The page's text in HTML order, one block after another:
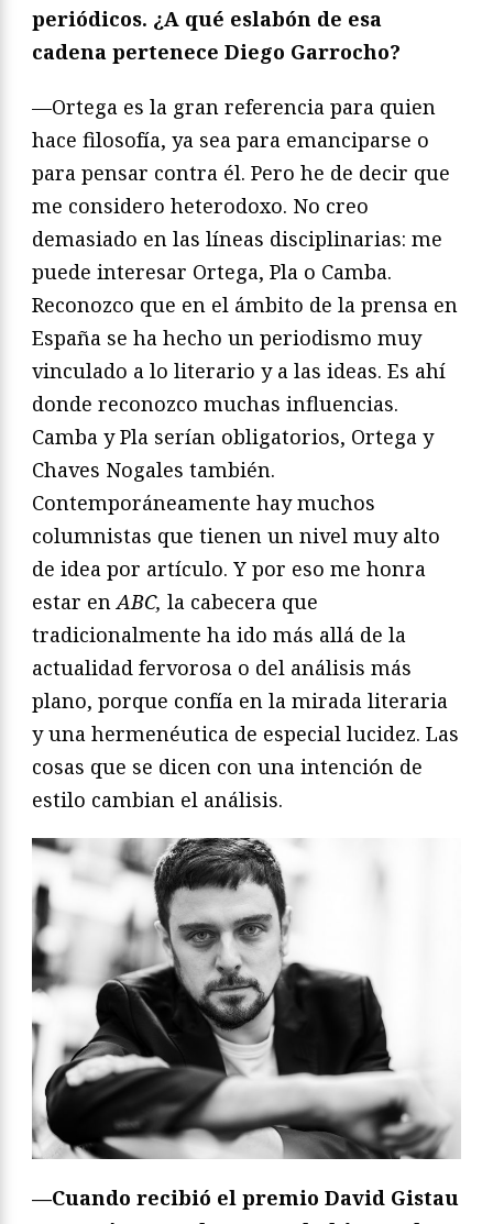
periódicos. ¿A qué eslabón de esa
cadena pertenece Diego Garrocho?
—Ortega es la gran referencia para quien
hace filosofía, ya sea para emanciparse o
para pensar contra él. Pero he de decir que
me considero heterodoxo. No creo
demasiado en las líneas disciplinarias: me
puede interesar Ortega, Pla o Camba.
Reconozco que en el ámbito de la prensa en
España se ha hecho un periodismo muy
vinculado a lo literario y a las ideas. Es ahí
donde reconozco muchas influencias.
Camba y Pla serían obligatorios, Ortega y
Chaves Nogales también.
Contemporáneamente hay muchos
columnistas que tienen un nivel muy alto
de idea por artículo. Y por eso me honra
estar en ABC, la cabecera que
tradicionalmente ha ido más allá de la
actualidad fervorosa o del análisis más
plano, porque confía en la mirada literaria
y una hermenéutica de especial lucidez. Las
cosas que se dicen con una intención de
estilo cambian el análisis.
—Cuando recibió el premio David Gistau